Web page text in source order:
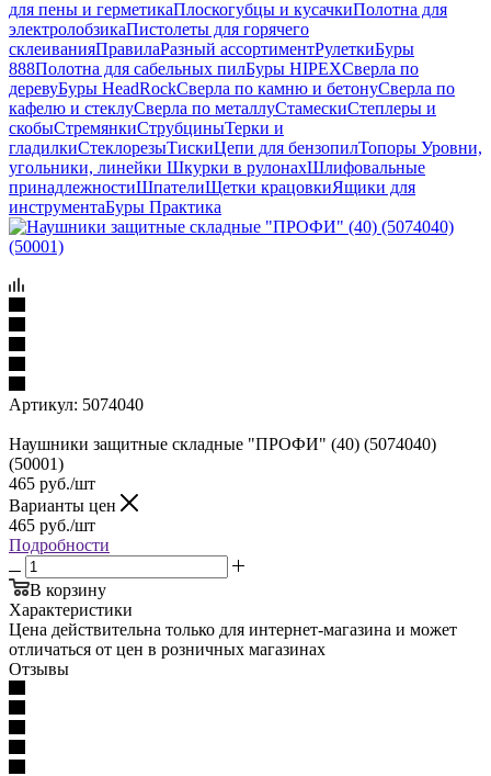
для пены и герметикаПлоскогубцы и кусачкиПолотна для
электролобзикаПистолеты для горячего
склеиванияПравилаРазный ассортиментРулеткиБуры
888Полотна для сабельных пилБуры HIPEXСверла по
деревуБуры HeadRockСверла по камню и бетонуСверла по
кафелю и стеклуСверла по металлуСтамескиСтеплеры и
скобыСтремянкиСтрубциныТерки и
гладилкиСтеклорезыТискиЦепи для бензопилТопоры Уровни,
угольники, линейки Шкурки в рулонахШлифовальные
принадлежностиШпателиЩетки крацовкиЯщики для
инструментаБуры Практика
Артикул: 5074040
Наушники защитные складные "ПРОФИ" (40) (5074040)
(50001)
465 руб./шт
Варианты цен
465 руб./шт
Подробности
В корзину
Характеристики
Цена действительна только для интернет-магазина и может
отличаться от цен в розничных магазинах
Отзывы